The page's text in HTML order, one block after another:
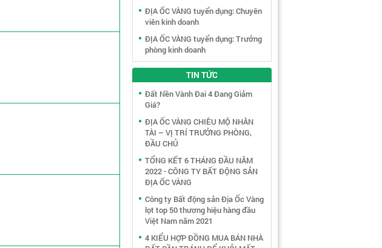
ĐỊA ỐC VÀNG tuyển dụng: Chuyên
viên kinh doanh
ĐỊA ỐC VÀNG tuyển dụng: Trưởng
phòng kinh doanh
TIN TỨC
Đất Nền Vành Đai 4 Đang Giảm
Giá?
ĐỊA ỐC VÀNG CHIÊU MỘ NHÂN
TÀI – VỊ TRÍ TRƯỞNG PHÒNG,
ĐẦU CHỦ
TỔNG KẾT 6 THÁNG ĐẦU NĂM
2022 - CÔNG TY BẤT ĐỘNG SẢN
ĐỊA ỐC VÀNG
Công ty Bất động sản Địa Ốc Vàng
lọt top 50 thương hiệu hàng đầu
Việt Nam năm 2021
4 KIỂU HỢP ĐỒNG MUA BÁN NHÀ